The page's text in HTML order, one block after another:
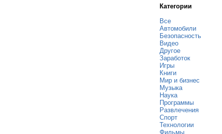
Категории
Все
Автомобили
Безопасность
Видео
Другое
Заработок
Игры
Книги
Мир и бизнес
Музыка
Наука
Программы
Развлечения
Спорт
Технологии
Фильмы